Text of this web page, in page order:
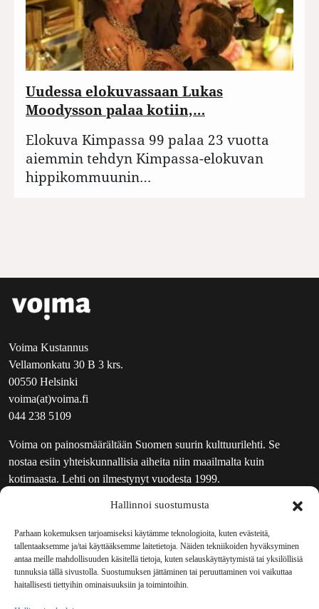
Hallinnoi suostumusta
Parhaan kokemuksen tarjoamiseksi käytämme teknologioita, kuten evästeitä,
tallentaaksemme ja/tai käyttääksemme laitetietoja. Näiden tekniikoiden hyväksyminen
antaa meille mahdollisuuden käsitellä tietoja, kuten selauskäyttäytymistä tai yksilöllisiä
tunnuksia tällä sivustolla. Suostumuksen jättäminen tai peruuttaminen voi vaikuttaa
haitallisesti tiettyihin ominaisuuksiin ja toimintoihin.
Uudessa elokuvassaan Lukas
Moodysson palaa kotiin,…
Elokuva Kimpassa 99 palaa 23 vuotta
aiemmin tehdyn Kimpassa-elokuvan
hippikommuunin…
Voima Kustannus
Vellamonkatu 30 B 3 krs.
00550 Helsinki
voima(at)voima.fi
044 238 5109
Voima on painosmäärältään Suomen suurin kulttuurilehti. Se
nostaa esiin yhteiskunnallisia aiheita niin maailmalta kuin
kotimaasta. Lehti on ilmestynyt vuodesta 1999.
UUTISKIRJE
MAINOSTAJILLE
VASTAMAINOKSET
JAKELUPAIKAT